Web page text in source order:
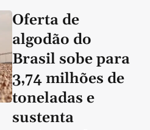
Oferta de
algodão do
Brasil sobe para
3,74 milhões de
toneladas e
sustenta